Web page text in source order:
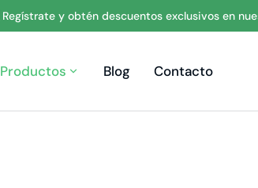
Regístrate y obtén descuentos exclusivos en
Productos Blog Contacto